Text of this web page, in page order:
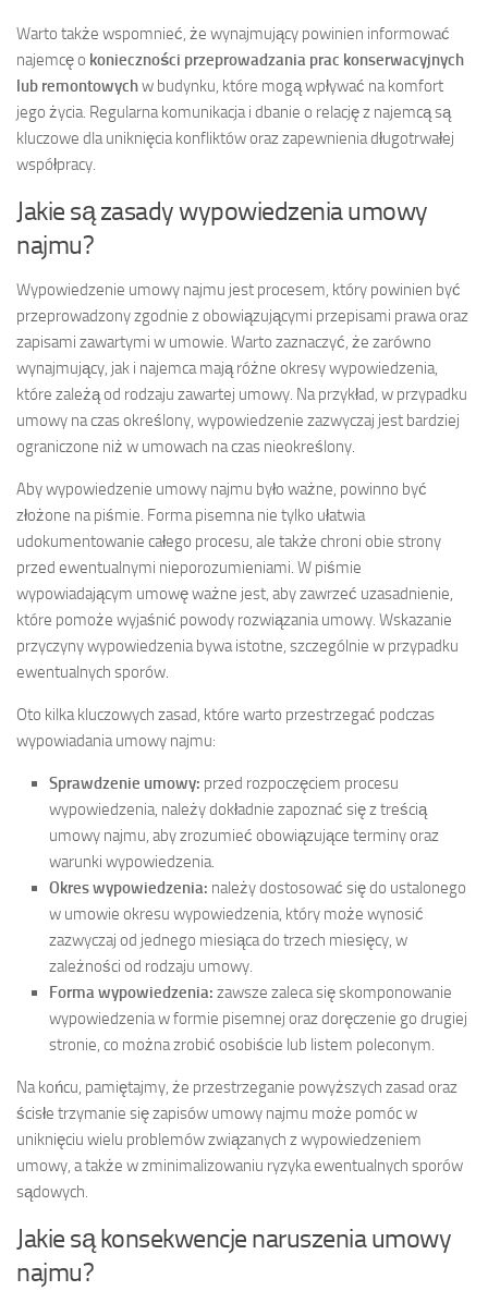
Warto także wspomnieć, że wynajmujący powinien informować
najemcę o konieczności przeprowadzania prac konserwacyjnych
lub remontowychw budynku, które mogą wpływać na komfort
jego życia. Regularna komunikacja i dbanie o relację z najemcą są
kluczowe dla uniknięcia konfliktów oraz zapewnienia długotrwałej
współpracy.
Jakie są zasady wypowiedzenia umowy
najmu?
Wypowiedzenie umowy najmu jest procesem, który powinien być
przeprowadzony zgodnie z obowiązującymi przepisami prawa oraz
zapisami zawartymi w umowie. Warto zaznaczyć, że zarówno
wynajmujący, jak i najemca mają różne okresy wypowiedzenia,
które zależą od rodzaju zawartej umowy. Na przykład, w przypadku
umowy na czas określony, wypowiedzenie zazwyczaj jest bardziej
ograniczone niż w umowach na czas nieokreślony.
Aby wypowiedzenie umowy najmu było ważne, powinno być
złożone na piśmie. Forma pisemna nie tylko ułatwia
udokumentowanie całego procesu, ale także chroni obie strony
przed ewentualnymi nieporozumieniami. W piśmie
wypowiadającym umowę ważne jest, aby zawrzeć uzasadnienie,
które pomoże wyjaśnić powody rozwiązania umowy. Wskazanie
przyczyny wypowiedzenia bywa istotne, szczególnie w przypadku
ewentualnych sporów.
Oto kilka kluczowych zasad, które warto przestrzegać podczas
wypowiadania umowy najmu:
Sprawdzenie umowy: przed rozpoczęciem procesu
wypowiedzenia, należy dokładnie zapoznać się z treścią
umowy najmu, aby zrozumieć obowiązujące terminy oraz
warunki wypowiedzenia.
Okres wypowiedzenia: należy dostosować się do ustalonego
w umowie okresu wypowiedzenia, który może wynosić
zazwyczaj od jednego miesiąca do trzech miesięcy, w
zależności od rodzaju umowy.
Forma wypowiedzenia: zawsze zaleca się skomponowanie
wypowiedzenia w formie pisemnej oraz doręczenie go drugiej
stronie, co można zrobić osobiście lub listem poleconym.
Na końcu, pamiętajmy, że przestrzeganie powyższych zasad oraz
ścisłe trzymanie się zapisów umowy najmu może pomóc w
uniknięciu wielu problemów związanych z wypowiedzeniem
umowy, a także w zminimalizowaniu ryzyka ewentualnych sporów
sądowych.
Jakie są konsekwencje naruszenia umowy
najmu?